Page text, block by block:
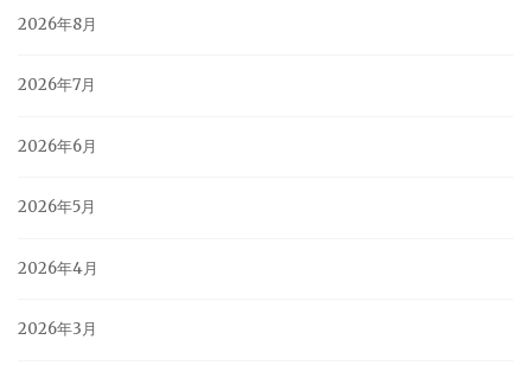
2026年8月
2026年7月
2026年6月
2026年5月
2026年4月
2026年3月